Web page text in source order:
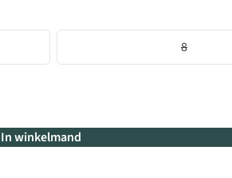
8
In winkelmand